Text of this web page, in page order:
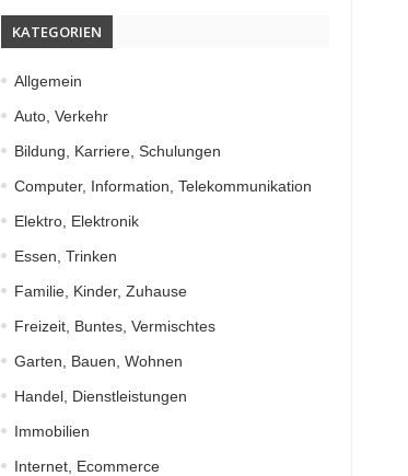
KATEGORIEN
Allgemein
Auto, Verkehr
Bildung, Karriere, Schulungen
Computer, Information, Telekommunikation
Elektro, Elektronik
Essen, Trinken
Familie, Kinder, Zuhause
Freizeit, Buntes, Vermischtes
Garten, Bauen, Wohnen
Handel, Dienstleistungen
Immobilien
Internet, Ecommerce